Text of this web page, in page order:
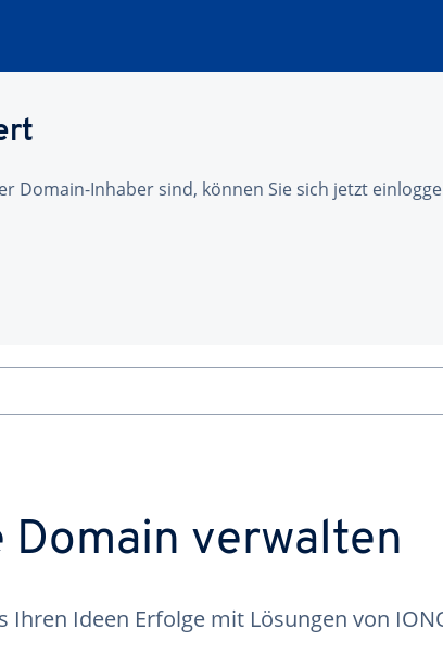
Domain-Inhaber sind, können Sie sich jetzt
Domain verwalten
Ihren Ideen Erfolge mit Lösungen von